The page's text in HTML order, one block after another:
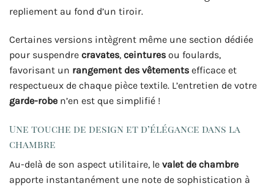
repliement au fond d’un tiroir.
Certaines versions intègrent même une section dédiée
pour suspendre cravates, ceintures ou foulards,
favorisant un rangement des vêtements efficace et
respectueux de chaque pièce textile. L’entretien de votre
garde-robe n’en est que simplifié !
Une touche de design et d’élégance dans la
chambre
Au-delà de son aspect utilitaire, le valet de chambre
apporte instantanément une note de sophistication à